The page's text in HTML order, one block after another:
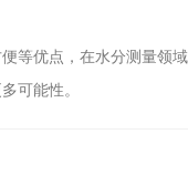
优点，在水分测量领
可能性。